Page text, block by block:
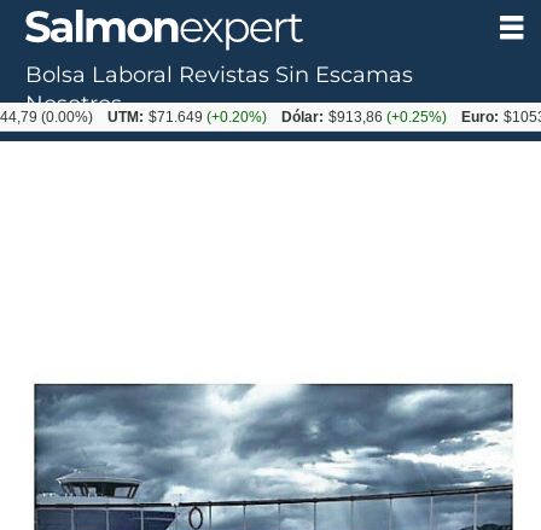
Bolsa Laboral Revistas Sin Escamas
Nosotros
UTM: $71.649 (+0.20%) Dólar: $913,86 (+0.25%) Euro: $1053,08(-